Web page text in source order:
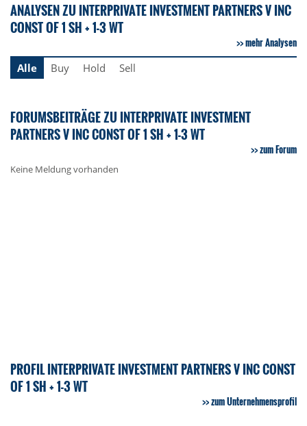
ANALYSEN ZU INTERPRIVATE INVESTMENT PARTNERS V INC
CONST OF 1 SH + 1-3 WT
mehr Analysen
Alle
Buy Hold Sell
FORUMSBEITRÄGE ZU INTERPRIVATE INVESTMENT
PARTNERS V INC CONST OF 1 SH + 1-3 WT
zum Forum
Keine Meldung vorhanden
PROFIL INTERPRIVATE INVESTMENT PARTNERS V INC CONST
OF 1 SH + 1-3 WT
zum Unternehmensprofil